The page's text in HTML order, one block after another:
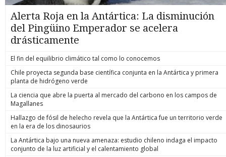
Alerta Roja en la Antártica: La disminución
del Pingüino Emperador se acelera
drásticamente
El fin del equilibrio climático tal como lo conocemos
Chile proyecta segunda base científica conjunta en la Antártica y primera
planta de hidrógeno verde
La ciencia que abre la puerta al mercado del carbono en los campos de
Magallanes
Hallazgo de fósil de helecho revela que la Antártica fue un territorio verde
en la era de los dinosaurios
La Antártica bajo una nueva amenaza: estudio chileno indaga el impacto
conjunto de la luz artificial y el calentamiento global